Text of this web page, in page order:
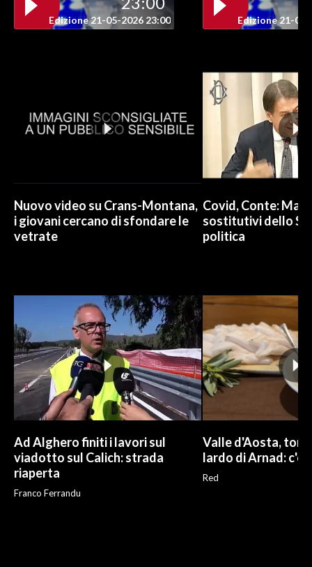
INFO AZIENDE
PUBBLICITÀ
SPIAGGE
Edizione 21-05-2026 23:00 Edizione 21-05-
Nuovo video su Crans-Montana,
i giovani cercano di sfondare le
vetrate
Covid, Conte: Mai
sostitutivi dello
politica
Ad Alghero finiti i lavori sul
viadotto sul Calich: strada
riaperta
Franco Ferrandu
Valle d'Aosta,
lardo di Arnad: c'è
Red